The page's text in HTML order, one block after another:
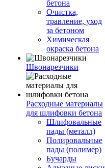
бетона
Очистка,
травление, уход
за бетоном
Химическая
окраска бетона
Швонарезчики
Расходные материалы
для шлифовки бетона
Шлифовальные
пады (металл)
Полировальные
пады (полимер)
Бучарды